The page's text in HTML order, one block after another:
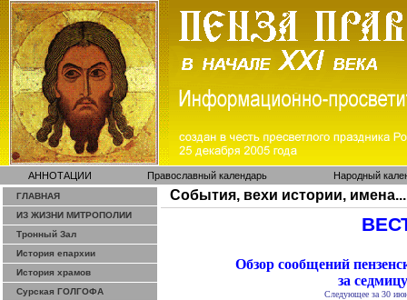
АННОТАЦИИ Православный календарь Народный
ГЛАВНАЯ
ИЗ ЖИЗНИ МИТРОПОЛИИ
Тронный Зал
История епархии
История храмов
Сурская ГОЛГОФА
События, вехи истории, имена...
Обзор сообщений
за седмицу
Следующее за 30